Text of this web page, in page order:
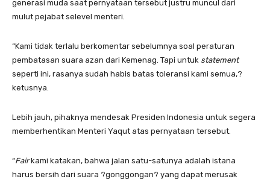
generasi muda saat pernyataan tersebut justru muncul dari
mulut pejabat selevel menteri.
“Kami tidak terlalu berkomentar sebelumnya soal peraturan
pembatasan suara azan dari Kemenag. Tapi untuk statement
seperti ini, rasanya sudah habis batas toleransi kami semua,?
ketusnya.
Lebih jauh, pihaknya mendesak Presiden Indonesia untuk segera
memberhentikan Menteri Yaqut atas pernyataan tersebut.
“Fairkami katakan, bahwa jalan satu-satunya adalah istana
harus bersih dari suara ?gonggongan? yang dapat merusak